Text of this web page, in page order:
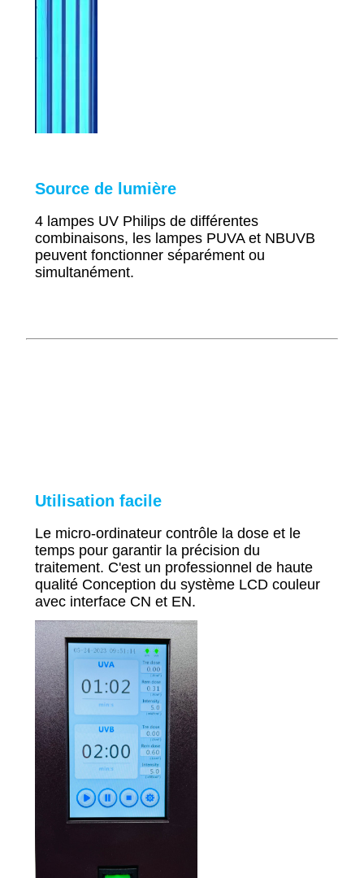
Source de lumière
4 lampes UV Philips de différentes
combinaisons, les lampes PUVA et NBUVB
peuvent fonctionner séparément ou
simultanément.
Utilisation facile
Le micro-ordinateur contrôle la dose et le
temps pour garantir la précision du
traitement. C'est un professionnel de haute
qualité Conception du système LCD couleur
avec interface CN et EN.